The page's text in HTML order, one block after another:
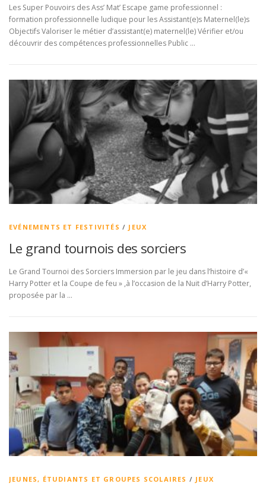
Les Super Pouvoirs des Ass’ Mat’ Escape game professionnel :
formation professionnelle ludique pour les Assistant(e)s Maternel(le)s
Objectifs Valoriser le métier d’assistant(e) maternel(le) Vérifier et/ou
découvrir des compétences professionnelles Public …
EVÉNEMENTS ET FESTIVITÉS / JEUX
Le grand tournois des sorciers
Le Grand Tournoi des Sorciers Immersion par le jeu dans l’histoire d’«
Harry Potter et la Coupe de feu » ,à l’occasion de la Nuit d’Harry Potter,
proposée par la …
JEUNES, ÉTUDIANTS ET GROUPES SCOLAIRES / JEUX